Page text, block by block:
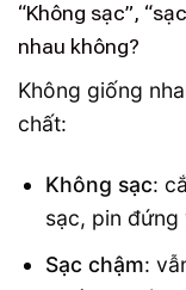
“Không sạc”,
nhau không?
Không giống
chất:
Không sạc:
sạc, pin đứng
Sạc chậm: